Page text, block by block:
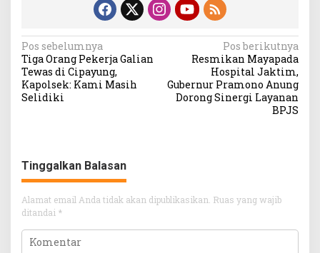
Navigasi
pos
Pos sebelumnya
Tiga Orang Pekerja Galian
Tewas di Cipayung,
Kapolsek: Kami Masih
Selidiki
Pos berikutnya
Resmikan Mayapada
Hospital Jaktim,
Gubernur Pramono Anung
Dorong Sinergi Layanan
BPJS
Tinggalkan Balasan
Alamat email Anda tidak akan dipublikasikan. Ruas yang wajib
ditandai *